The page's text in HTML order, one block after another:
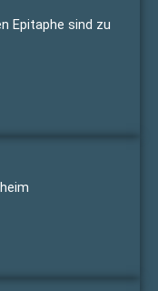
Epitaphe sind zu